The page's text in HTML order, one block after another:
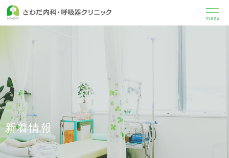
menu
新着情報